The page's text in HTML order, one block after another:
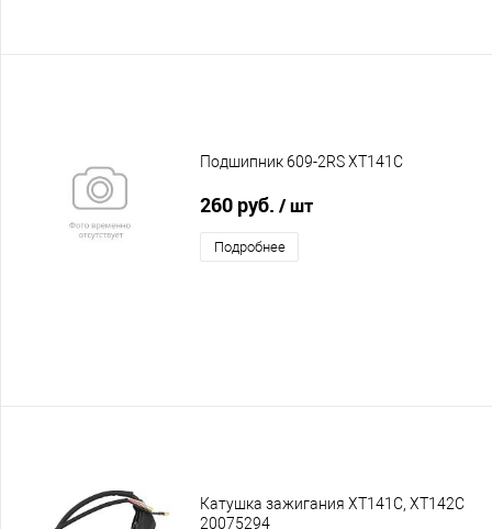
Подшипник 609-2RS XT141C
260 руб. / шт
Подробнее
Катушка зажигания XT141C, XT142C
20075294